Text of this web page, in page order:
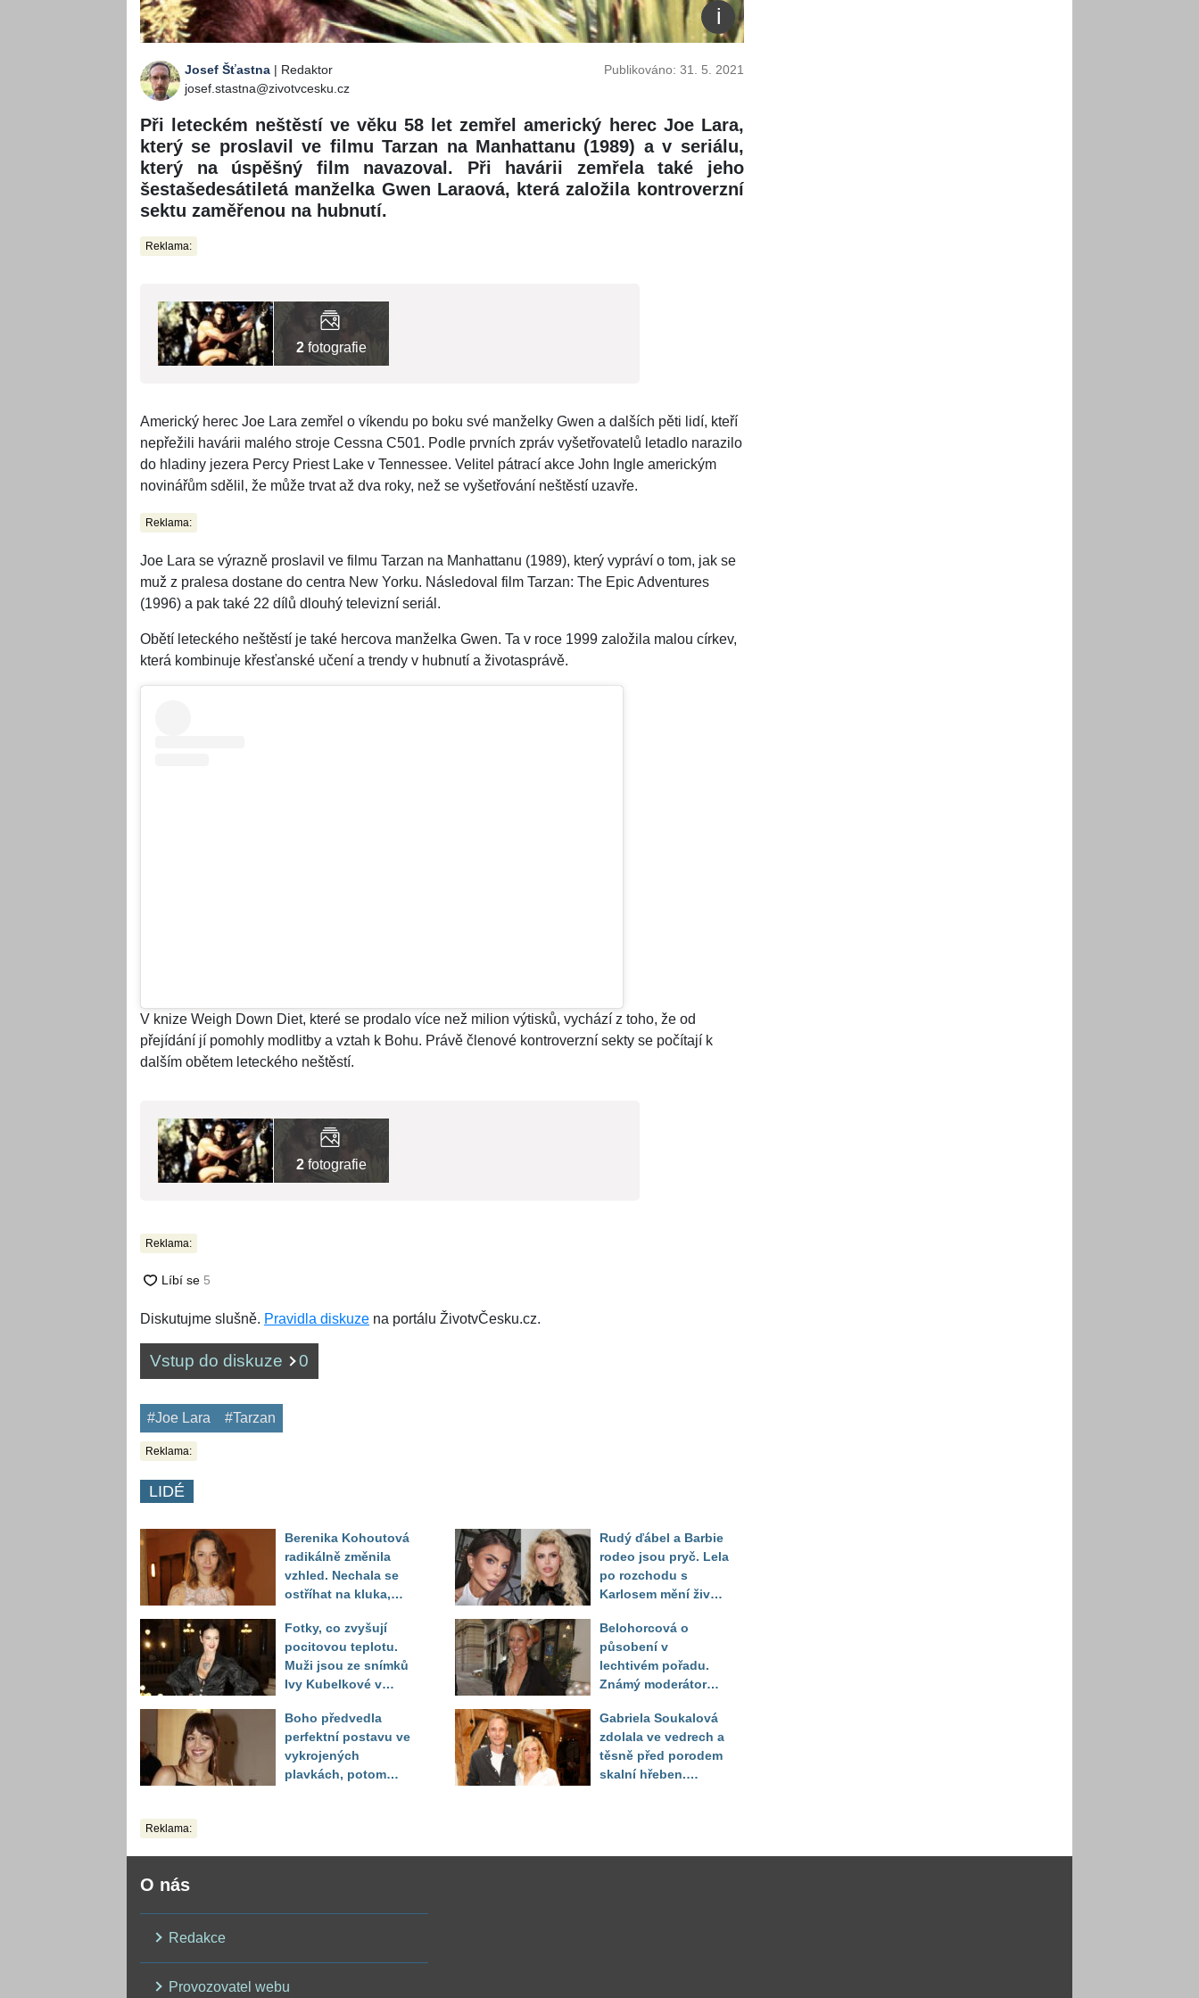
Josef Šťastna | Redaktor
josef.stastna@zivotvcesku.cz
Publikováno: 31. 5. 2021
Při leteckém neštěstí ve věku 58 let zemřel americký herec Joe Lara,
který se proslavil ve filmu Tarzan na Manhattanu (1989) a v seriálu,
který na úspěšný film navazoval. Při havárii zemřela také jeho
šestašedesátiletá manželka Gwen Laraová, která založila kontroverzní
sektu zaměřenou na hubnutí.
Reklama:
2 fotografie
Americký herec Joe Lara zemřel o víkendu po boku své manželky Gwen a dalších pěti lidí, kteří
nepřežili havárii malého stroje Cessna C501. Podle prvních zpráv vyšetřovatelů letadlo narazilo
do hladiny jezera Percy Priest Lake v Tennessee. Velitel pátrací akce John Ingle americkým
novinářům sdělil, že může trvat až dva roky, než se vyšetřování neštěstí uzavře.
Reklama:
Joe Lara se výrazně proslavil ve filmu Tarzan na Manhattanu (1989), který vypráví o tom, jak se
muž z pralesa dostane do centra New Yorku. Následoval film Tarzan: The Epic Adventures
(1996) a pak také 22 dílů dlouhý televizní seriál.
Obětí leteckého neštěstí je také hercova manželka Gwen. Ta v roce 1999 založila malou církev,
která kombinuje křesťanské učení a trendy v hubnutí a životasprávě.
V knize Weigh Down Diet, které se prodalo více než milion výtisků, vychází z toho, že od
přejídání jí pomohly modlitby a vztah k Bohu. Právě členové kontroverzní sekty se počítají k
dalším obětem leteckého neštěstí.
2 fotografie
Reklama:
Diskutujme slušně. Pravidla diskuze na portálu ŽivotvČesku.cz.
Vstup do diskuze 0
#Joe Lara #Tarzan
Reklama:
LIDÉ
Berenika Kohoutová
radikálně změnila
vzhled. Nechala se
ostříhat na kluka,
překvapily
Fotky, co zvyšují
pocitovou teplotu.
Muži jsou ze snímků
Ivy Kubelkové v
Boho předvedla
perfektní postavu ve
vykrojených
plavkách, potom
Rudý ďábel a Barbie
rodeo jsou pryč. Lela
po rozchodu s
Karlosem mění život i
Sandeva
Belohorcová o
působení v
lechtivém pořadu.
Známý moderátor
sledoval pod dekou
Gabriela Soukalová
zdolala ve vedrech a
těsně před porodem
skalní hřeben.
Reklama:
O nás
Redakce
Provozovatel webu